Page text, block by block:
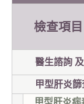
檢查項目
醫生諮詢
甲型肝炎篩
甲型肝炎